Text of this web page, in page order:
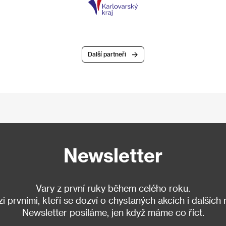
Další partneři
Newsletter
Vary z první ruky během celého roku.
prvními, kteří se dozví o chystaných akcích i dalších
Newsletter posíláme, jen když máme co říct.